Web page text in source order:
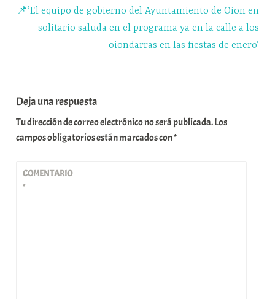
📌’El equipo de gobierno del Ayuntamiento de Oion en
solitario saluda en el programa ya en la calle a los
oiondarras en las fiestas de enero’
Deja una respuesta
Tu dirección de correo electrónico no será publicada.Los
campos obligatorios están marcados con*
COMENTARIO
*